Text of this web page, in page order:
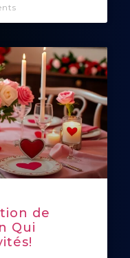
de
Qui